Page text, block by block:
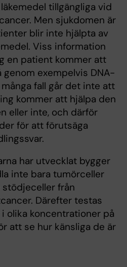
tillgängliga vid
Men sjukdomen är
blir inte hjälpta av
Viss information
en patient kommer att
genom exempelvis DNA-
fall går det inte att
kommer att hjälpa den
eller inte, och därför
för att förutsäga
har utvecklat bygger
inte bara tumörceller
stödjeceller från
Därefter testas
olika koncentrationer på
att se hur känsliga de är